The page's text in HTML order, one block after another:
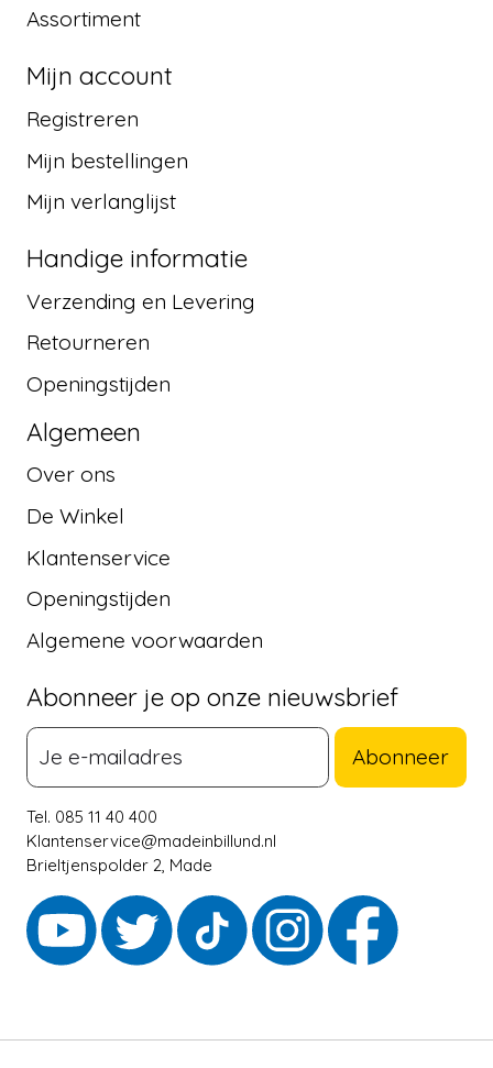
Assortiment
Mijn account
Registreren
Mijn bestellingen
Mijn verlanglijst
Handige informatie
Verzending en Levering
Retourneren
Openingstijden
Algemeen
Over ons
De Winkel
Klantenservice
Openingstijden
Algemene voorwaarden
Abonneer je op onze nieuwsbrief
Abonneer
Tel. 085 11 40 400
Klantenservice@madeinbillund.nl
Brieltjenspolder 2, Made